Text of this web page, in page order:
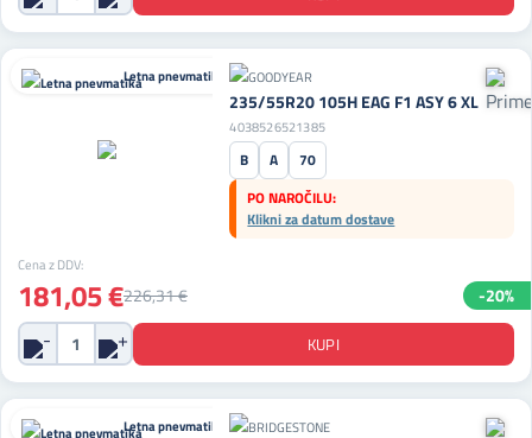
Letna pnevmatika
235/55R20 105H EAG F1 ASY 6 XL
4038526521385
B A
70
PO NAROČILU:
Klikni za datum dostave
Cena z DDV:
181,05 €226,31 € -20%
Letna pnevmatika